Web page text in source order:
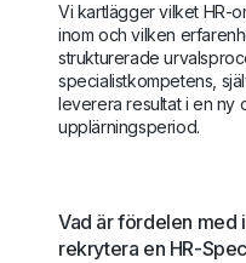
Vi kartlägger vilket HR-
inom och vilken
strukturerade
specialistkompetens,
leverera resultat i en ny
upplärningsperiod.
Vad är fördelen med
rekrytera en HR-